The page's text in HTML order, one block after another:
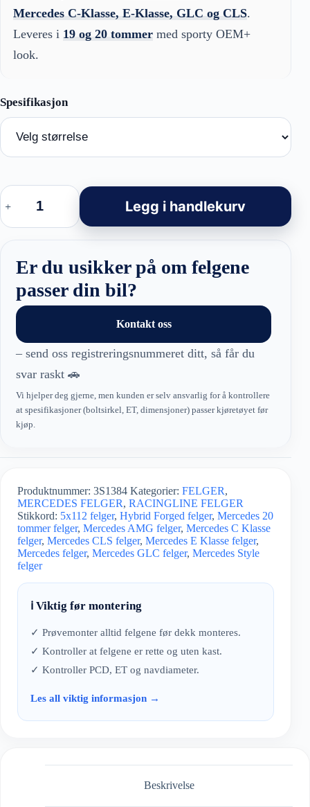
Mercedes C-Klasse, E-Klasse, GLC og CLS.
Leveres i 19 og 20 tommer med sporty OEM+
look.
20"
Mercedes
Style
Felger
Matt
Polished
Hybrid
Forged
Tommer
antall
Legg i handlekurv
Er du usikker på om felgene
passer din bil?
Kontakt oss
– send oss registreringsnummeret ditt, så får du
svar raskt 🚗
Vi hjelper deg gjerne, men kunden er selv ansvarlig for å kontrollere
at spesifikasjoner (boltsirkel, ET, dimensjoner) passer kjøretøyet før
kjøp.
Produktnummer: 3S1384 Kategorier: FELGER,
MERCEDES FELGER, RACINGLINE FELGER
Stikkord: 5x112 felger, Hybrid Forged felger, Mercedes 20
tommer felger, Mercedes AMG felger, Mercedes C Klasse
felger, Mercedes CLS felger, Mercedes E Klasse felger,
Mercedes felger, Mercedes GLC felger, Mercedes Style
felger
ℹ️ Viktig før montering
✓ Prøvemonter alltid felgene før dekk monteres.
✓ Kontroller at felgene er rette og uten kast.
✓ Kontroller PCD, ET og navdiameter.
Les all viktig informasjon →
Beskrivelse